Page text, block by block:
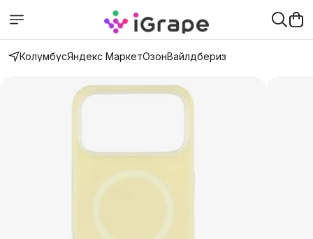
КолумбусЯндекс МаркетОзонВайлдбериз